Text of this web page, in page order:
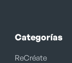
Categorías
ReCréate